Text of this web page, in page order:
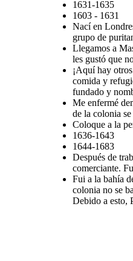
1631-1635
1603 - 1631
Nací en
grupo de
Llegamos a
les gustó que
¡Aquí hay
comida y
fundado y
Me enfermé
de la colonia
Coloque a la
1636-1643
1644-1683
Después de
comerciante.
Fui a la bahía
colonia no se
Debido a esto,